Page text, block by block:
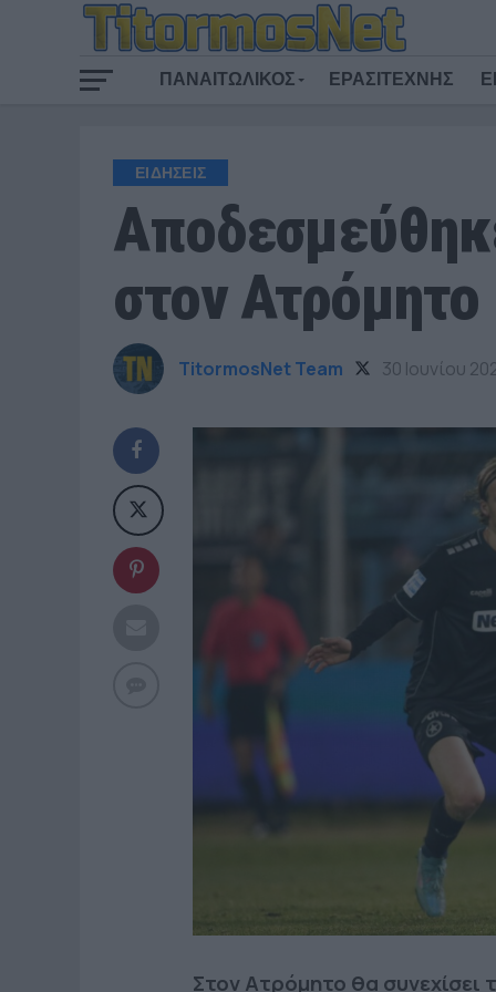
ΠΑΝΑΙΤΩΛΙΚΟΣ ΕΡΑΣΙΤΕΧΝΗΣ
ΕΙΔΗΣΕΙΣ
στον Ατρόμητο
TitormosNet Team 30 Ιουνίου
Στον Ατρόμητο θα συνεχίσει